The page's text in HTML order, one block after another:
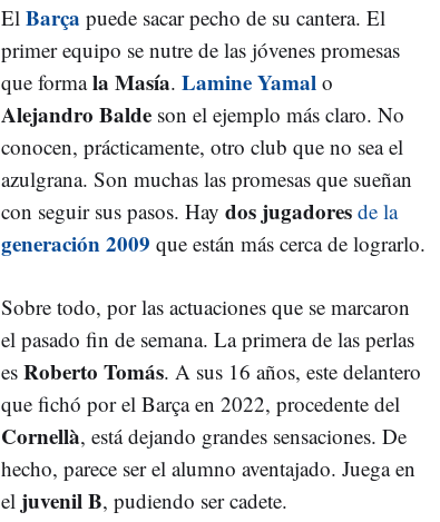
El Barça puede sacar pecho de su cantera. El
primer equipo se nutre de las jóvenes promesas
que formala Masía. Lamine Yamal o
Alejandro Balde son el ejemplo más claro. No
conocen, prácticamente, otro club que no sea el
azulgrana. Son muchas las promesas que sueñan
con seguir sus pasos. Hay dos jugadores de la
generación 2009 que están más cerca de lograrlo.
Sobre todo, por las actuaciones que se marcaron
el pasado fin de semana. La primera de las perlas
es Roberto Tomás. A sus 16 años, este delantero
que fichó por el Barça en 2022, procedente del
Cornellà, está dejando grandes sensaciones. De
hecho, parece ser el alumno aventajado. Juega en
el juvenil B, pudiendo ser cadete.